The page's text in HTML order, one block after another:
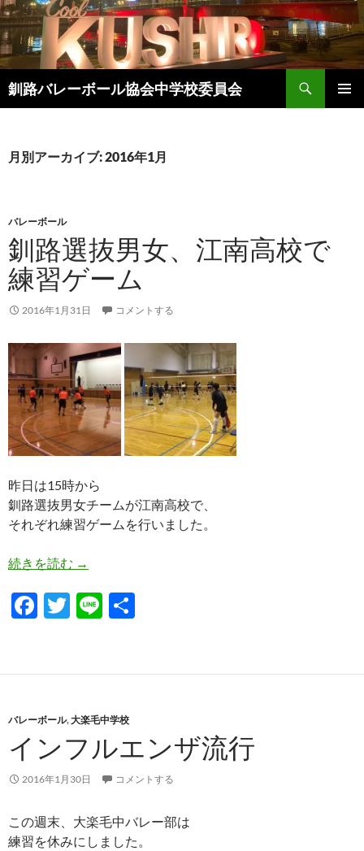
コ
ン
テ
ン
ツ
へ
ッ
釧路バレーボール協会中学校委員会
検
索
月別アーカイブ: 2016年1月
バレーボール
釧路選抜男女、江南高校で
練習ゲーム
2016年1月31日 コメントする
昨日は15時から
釧路選抜男女チームが江南高校で、
それぞれ練習ゲームを行いました。
続きを読む 釧路選抜男女、江南高校で練習ゲーム
→
F
b
o
o
k
T
er
Li
バレーボール,大楽毛中学校
インフルエンザ流行
2016年1月30日 コメントする
この週末、大楽毛中バレー部は
練習を休みにしました。